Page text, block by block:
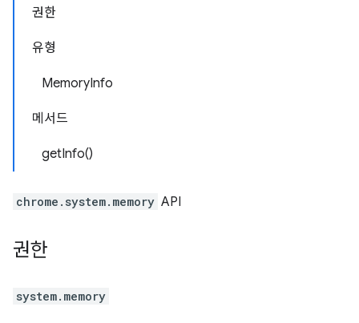
권한
유형
MemoryInfo
메서드
getInfo()
chrome.system.memory API
권한
system.memory